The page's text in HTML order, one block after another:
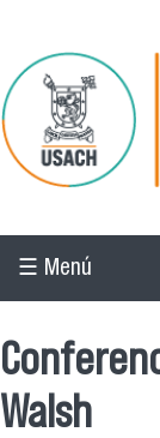
Pasar al
☰ Menú
Walsh